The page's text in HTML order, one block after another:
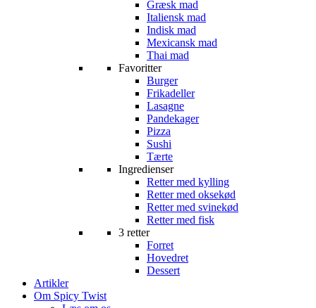
Græsk mad
Italiensk mad
Indisk mad
Mexicansk mad
Thai mad
Favoritter
Burger
Frikadeller
Lasagne
Pandekager
Pizza
Sushi
Tærte
Ingredienser
Retter med kylling
Retter med oksekød
Retter med svinekød
Retter med fisk
3 retter
Forret
Hovedret
Dessert
Artikler
Om Spicy Twist